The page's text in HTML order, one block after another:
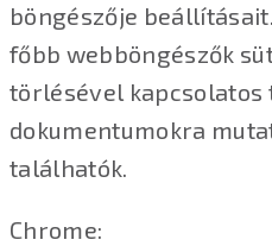
böngészője
főbb webböngészők
törlésével kapcsolatos
dokumentumokra
találhatók.
Chrome: